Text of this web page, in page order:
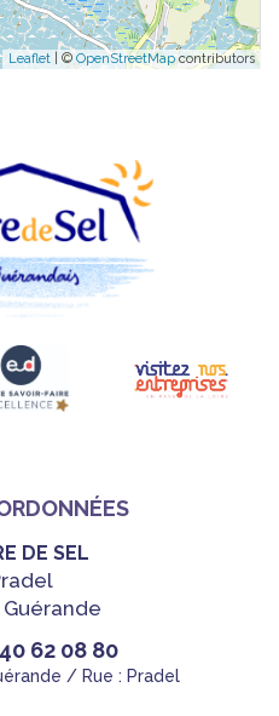
Leaflet | © OpenStreetMapcontributors
DE SEL
Guérande
62 08 80
/ Rue : Pradel